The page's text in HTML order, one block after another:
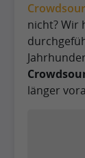
nicht? Wir
länger